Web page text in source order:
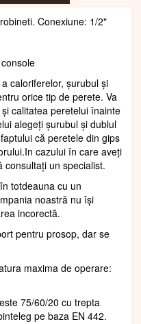
Conexiune: 1/2"
caloriferelor, șurubul și
orice tip de perete. Va
calitatea peretelui înainte
alegeți șurubul și dublul
că peretele din gips
cazului în care aveți
un specialist.
totdeauna cu un
noastră nu își
incorectă.
pentru prosop, dar se
maxima de operare:
75/60/20 cu trepta
pe baza EN 442.